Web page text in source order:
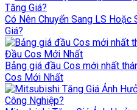
Có Nên Chuyển Sang LS
Giá?
Bảng giá đầu Cos mới nhất
Cos Mới Nhất